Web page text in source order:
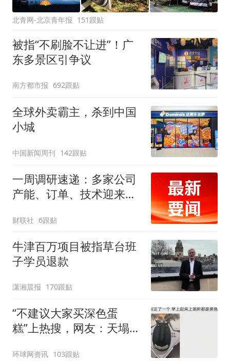
北青网-北京青年报 151跟贴
被指“不刷脸不让进”！广
东多景区引争议
南方都市报 692跟贴
全球外卖霸主，杀到中国
小城
中国新闻周刊 142跟贴
一周调研速递：多家公司
产能、订单、技术迎来突
算力、CPO等行业
财联社 6跟贴
牛津百万项目被指草台班
子学员退款
潇湘晨报 170跟贴
“不建议大家买深色蛋
糕”上热搜，网友：天塌
环球网资讯 103跟贴